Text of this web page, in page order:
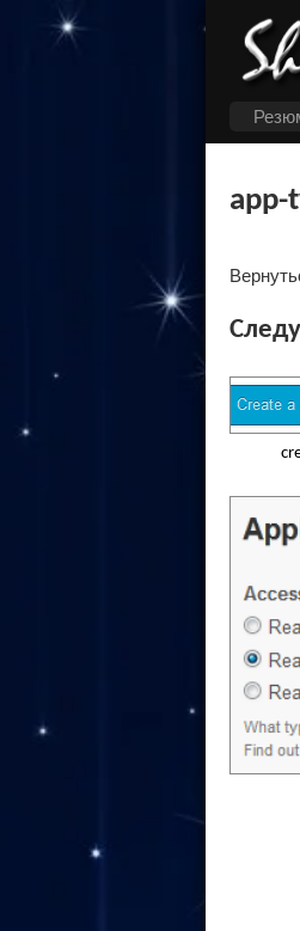
app-